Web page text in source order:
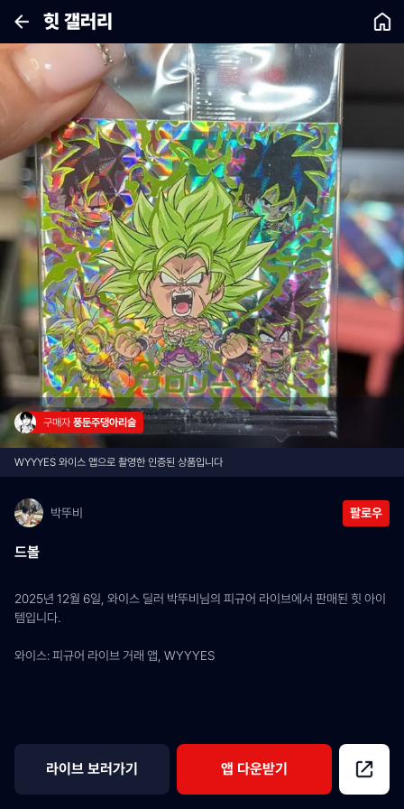
힛 갤러리
구매자 풍둔주댕아리술
WYYYES 와이스 앱으로 촬영한 인증된 상품입니다
박뚜비 팔로우
드볼
2025년 12월 6일, 와이스 딜러 박뚜비님의 피규어 라이브에서 판매된 힛 아이
템입니다.
와이스: 피규어 라이브 거래 앱, WYYYES
라이브 보러가기 앱 다운받기